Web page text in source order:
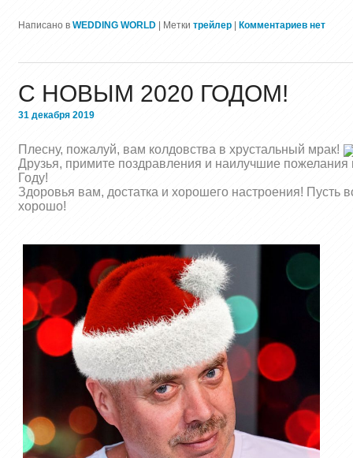
Написано в WEDDING WORLD Метки трейлер Комментариев нет
С НОВЫМ 2020 ГОДОМ!
31 декабря 2019
Плесну, пожалуй, вам колдовства в хрустальный мрак!
Друзья, примите поздравления и наилучшие
Году!
Здоровья вам, достатка и хорошего настроения! Пусть
хорошо!